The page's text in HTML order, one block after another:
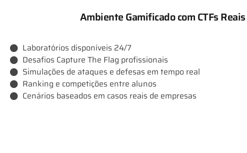
Ambiente Gamificado com CTFs Reais
Laboratórios disponíveis 24/7
Desafios Capture The Flag profissionais
Simulações de ataques e defesas em tempo real
Ranking e competições entre alunos
Cenários baseados em casos reais de empresas